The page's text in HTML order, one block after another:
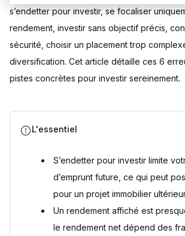
Questions fréquentes
Comment investir son argent ?
Quelles sont les principales erreurs à
son argent ?
Où placer son argent aujourd'hui ?
Faut-il éviter tous les placements risqués
les erreurs d'investissement ?
Sources
s’endetter pour investir, se focaliser
rendement, investir sans objectif précis,
sécurité, choisir un placement trop
diversification. Cet article détaille ces 6
pistes concrètes pour investir sereinement.
L'essentiel
S’endetter pour investir limite
d’emprunt future, ce qui peut
pour un projet immobilier
Un rendement affiché est
le rendement net dépend des